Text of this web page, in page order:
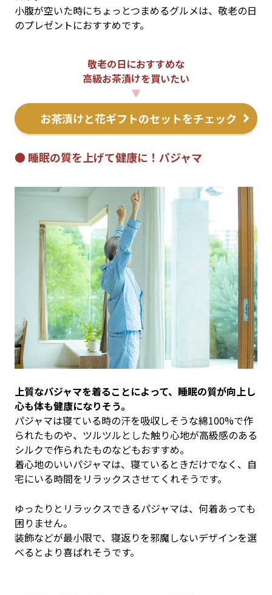
小腹が空いた時にちょっとつまめるグルメは、敬老の日
のプレゼントにおすすめです。
敬老の日におすすめな
高級お茶漬けを買いたい
▼
お茶漬けと花ギフトのセットをチェック
● 睡眠の質を上げて健康に！パジャマ
上質なパジャマを着ることによって、睡眠の質が向上し
心も体も健康になりそう。
パジャマは寝ている時の汗を吸収しそうな綿100%で作
られたものや、ツルツルとした触り心地が高級感のある
シルクで作られたものなどもおすすめ。
着心地のいいパジャマは、寝ているときだけでなく、自
宅にいる時間をリラックスさせてくれそうです。
ゆったりとリラックスできるパジャマは、何着あっても
困りません。
装飾などが最小限で、寝返りを邪魔しないデザインを選
べるとより喜ばれそうです。